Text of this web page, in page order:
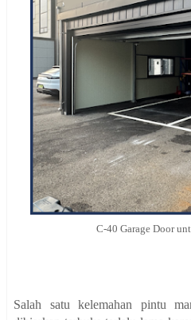
C-40 Garage Door
Salah satu kelemahan pintu